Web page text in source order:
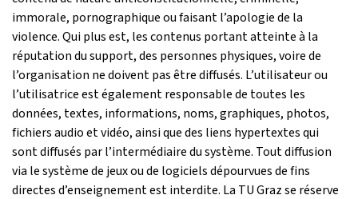
immorale, pornographique ou faisant l’apologie de la
violence. Qui plus est, les contenus portant atteinte à la
réputation du support, des personnes physiques, voire de
l’organisation ne doivent pas être diffusés. L’utilisateur ou
l’utilisatrice est également responsable de toutes les
données, textes, informations, noms, graphiques, photos,
fichiers audio et vidéo, ainsi que des liens hypertextes qui
sont diffusés par l’intermédiaire du système. Tout diffusion
via le système de jeux ou de logiciels dépourvues de fins
directes d’enseignement est interdite. La TU Graz se réserve